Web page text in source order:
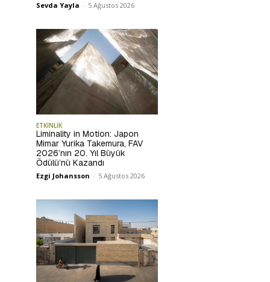
Sevda Yayla - 5 Ağustos 2026
ETKİNLİK
Liminality in Motion: Japon
Mimar Yurika Takemura, FAV
2026’nın 20. Yıl Büyük
Ödülü’nü Kazandı
Ezgi Johansson - 5 Ağustos 2026